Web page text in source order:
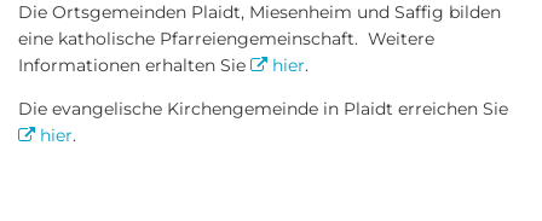
Die Ortsgemeinden Plaidt, Miesenheim und Saffig bilden
eine katholische Pfarreiengemeinschaft. Weitere
Informationen erhalten Sie
hier.
Die evangelische Kirchengemeinde in Plaidt erreichen Sie
hier.